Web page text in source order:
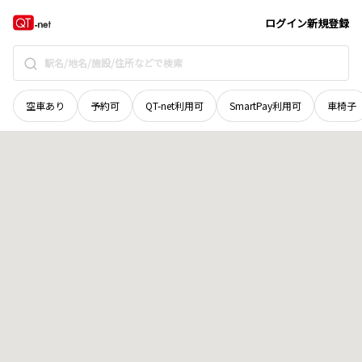
ログイン新規登録
空車あり 予約可 QT-net利用可 SmartPay利用可 車椅子
広島県